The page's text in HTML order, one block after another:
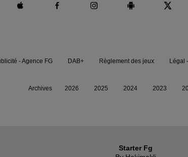
Starter Fg
- Agence FG DAB+ Règlement des jeux Légal
Archives 2026 2025 2024 2023